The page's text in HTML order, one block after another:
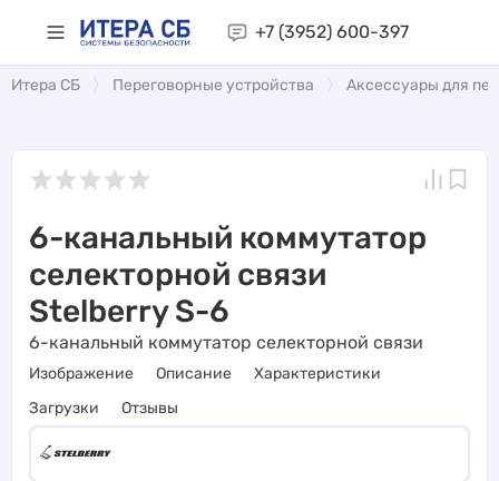
+7 (3952) 600-397
Итера СБ Переговорные устройства Аксессуары для
6-канальный коммутатор
селекторной связи
Stelberry S-6
6-канальный коммутатор селекторной связи
Изображение Описание
Характеристики
Загрузки
Отзывы